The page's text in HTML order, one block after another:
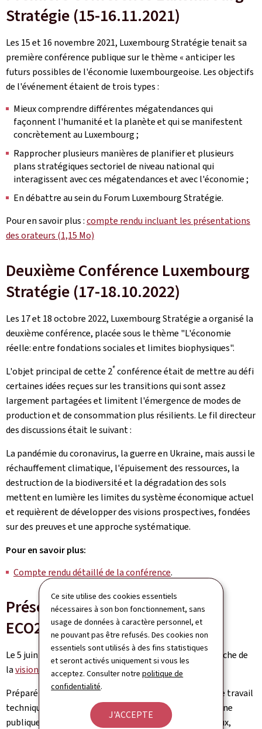
Ce site utilise des cookies essentiels
nécessaires à son bon fonctionnement, sans
usage de données à caractère personnel, et
ne pouvant pas être refusés. Des cookies non
essentiels sont utilisés à des fins statistiques
et seront activés uniquement si vous les
acceptez. Consulter notrepolitique de
confidentialité.
J'ACCEPTE
Stratégie (15-16.11.2021)
Les 15 et 16 novembre 2021, Luxembourg Stratégie tenait sa
première conférence publique sur le thème « anticiper les
futurs possibles de l'économie luxembourgeoise. Les objectifs
de l'événement étaient de trois types :
Mieux comprendre différentes mégatendances qui
façonnent l'humanité et la planète et qui se manifestent
concrètement au Luxembourg ;
Rapprocher plusieurs manières de planifier et plusieurs
plans stratégiques sectoriel de niveau national qui
interagissent avec ces mégatendances et avec l'économie ;
En débattre au sein du Forum Luxembourg Stratégie.
Pour en savoir plus :compte rendu incluant les présentations
des orateurs (1,15 Mo)
Deuxième Conférence Luxembourg
Stratégie (17-18.10.2022)
Les 17 et 18 octobre 2022, Luxembourg Stratégie a organisé la
deuxième conférence, placée sous le thème "L'économie
réelle: entre fondations sociales et limites biophysiques".
L'objet principal de cette 2econférence était de mettre au défi
certaines idées reçues sur les transitions qui sont assez
largement partagées et limitent l'émergence de modes de
production et de consommation plus résilients. Le fil directeur
des discussions était le suivant :
La pandémie du coronavirus, la guerre en Ukraine, mais aussi le
réchauffement climatique, l'épuisement des ressources, la
destruction de la biodiversité et la dégradation des sols
mettent en lumière les limites du système économique actuel
et requièrent de développer des visions prospectives, fondées
sur des preuves et une approche systématique.
Pour en savoir plus:
Compte rendu détaillé de la conférence.
Présentation intermédiaire
ECO2050 (05.06.2023)
Le 5 juin 2023, Luxembourg Stratégie a présenté l’ébauche de
lavision stratégique ECO2050au grand public.
Préparé pendant plus d’un an avec l’aide d’un groupe de travail
technique, d’un comité interministériel, d’une campagne
publique, de dirigeants d’entreprises, d’élus communaux,